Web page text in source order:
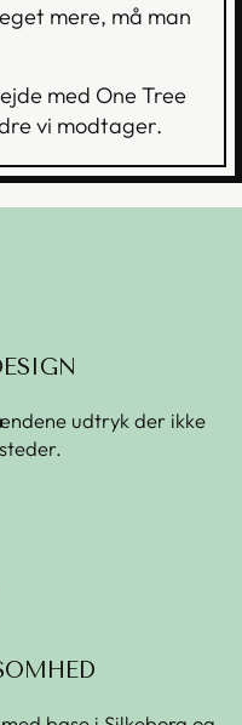
mere, må man
med One Tree
vi modtager.
udtryk der ikke